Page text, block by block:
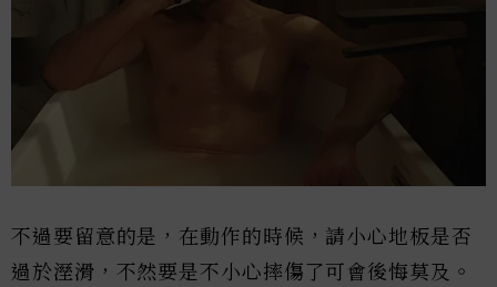
不過要留意的是，在動作的時候，請小心地板是否
過於溼滑，不然要是不小心摔傷了可會後悔莫及。